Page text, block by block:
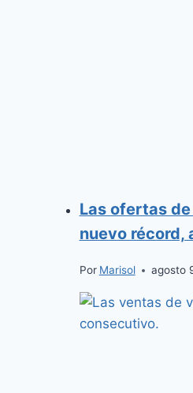
Las ofertas
nuevo récord,
Por Marisol agosto